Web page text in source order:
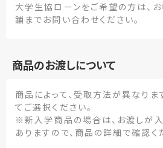
大学生協ローンをご希望の方は、
舗までお問い合わせください。
商品のお渡しについて
商品によって、受取方法が異なりま
てご選択ください。
※新入学商品の場合は、お渡しが
ありますので、商品の詳細で確認く